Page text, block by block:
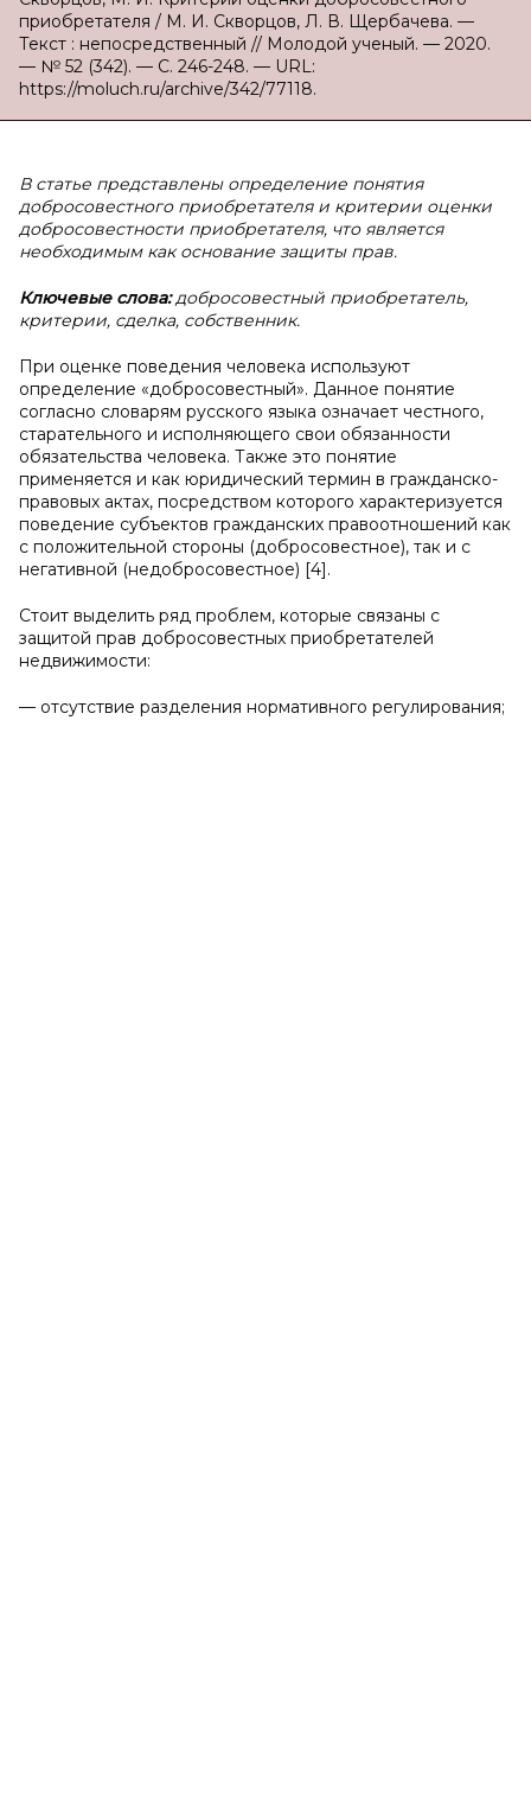
приобретателя / М. И. Скворцов, Л. В. Щербачева. —
Текст : непосредственный // Молодой ученый. — 2020.
— № 52 (342). — С. 246-248. — URL:
https://moluch.ru/archive/342/77118.
В статье представлены определение понятия
добросовестного приобретателя и критерии оценки
добросовестности приобретателя, что является
необходимым как основание защиты прав.
Ключевые слова:добросовестный приобретатель,
критерии, сделка, собственник.
При оценке поведения человека используют
определение «добросовестный». Данное понятие
согласно словарям русского языка означает честного,
старательного и исполняющего свои обязанности
обязательства человека. Также это понятие
применяется и как юридический термин в гражданско-
правовых актах, посредством которого характеризуется
поведение субъектов гражданских правоотношений как
с положительной стороны (добросовестное), так и с
негативной (недобросовестное) [4].
Стоит выделить ряд проблем, которые связаны с
защитой прав добросовестных приобретателей
недвижимости:
— отсутствие разделения нормативного регулирования;